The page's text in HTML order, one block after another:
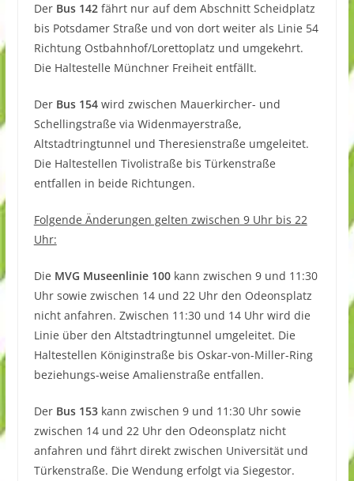
Der Bus 142fährt nur auf dem Abschnitt Scheidplatz
bis Potsdamer Straße und von dort weiter als Linie 54
Richtung Ostbahnhof/Lorettoplatz und umgekehrt.
Die Haltestelle Münchner Freiheit entfällt.
Der Bus 154wird zwischen Mauerkircher- und
Schellingstraße via Widenmayerstraße,
Altstadtringtunnel und Theresienstraße umgeleitet.
Die Haltestellen Tivolistraße bis Türkenstraße
entfallen in beide Richtungen.
Folgende Änderungen gelten zwischen 9 Uhr bis 22
Uhr:
Die MVG Museenlinie 100kann zwischen 9 und 11:30
Uhr sowie zwischen 14 und 22 Uhr den Odeonsplatz
nicht anfahren. Zwischen 11:30 und 14 Uhr wird die
Linie über den Altstadtringtunnel umgeleitet. Die
Haltestellen Königinstraße bis Oskar-von-Miller-Ring
beziehungs-weise Amalienstraße entfallen.
Der Bus 153kann zwischen 9 und 11:30 Uhr sowie
zwischen 14 und 22 Uhr den Odeonsplatz nicht
anfahren und fährt direkt zwischen Universität und
Türkenstraße. Die Wendung erfolgt via Siegestor.